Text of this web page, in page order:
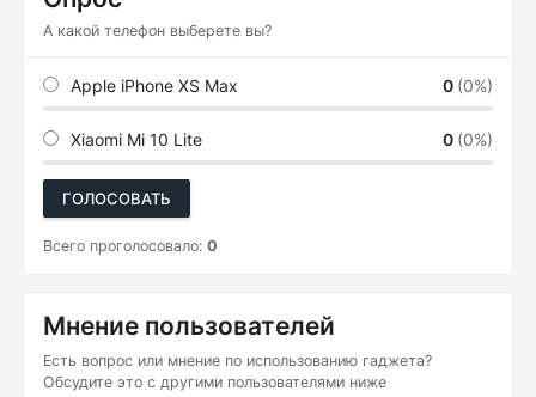
А какой телефон выберете вы?
Apple iPhone XS Max 0 (0%)
Xiaomi Mi 10 Lite 0 (0%)
ГОЛОСОВАТЬ
Всего проголосовало: 0
Мнение пользователей
Есть вопрос или мнение по использованию гаджета?
Обсудите это с другими пользователями ниже